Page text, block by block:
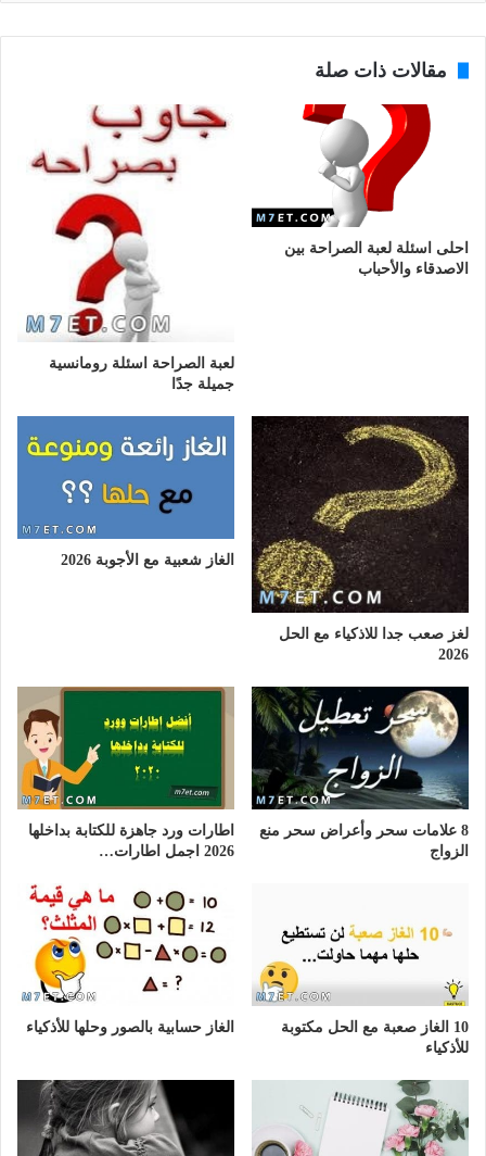
مقالات ذات صلة
احلى اسئلة لعبة الصراحة بين
الاصدقاء والأحباب
لعبة الصراحة اسئلة رومانسية
جميلة جدًا
لغز صعب جدا للاذكياء مع الحل
2026
الغاز شعبية مع الأجوبة 2026
8 علامات سحر وأعراض سحر منع
الزواج
اطارات ورد جاهزة للكتابة بداخلها
2026 اجمل اطارات…
10 الغاز صعبة مع الحل مكتوبة
للأذكياء
الغاز حسابية بالصور وحلها للأذكياء